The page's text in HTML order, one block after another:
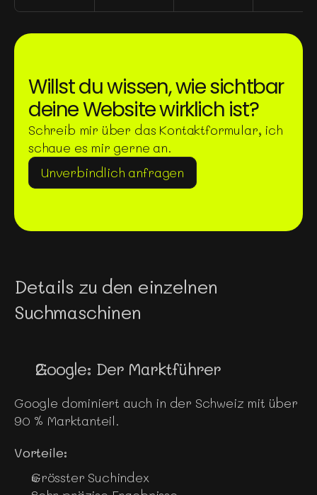
Willst du wissen, wie sichtbar
deine Website wirklich ist?
Schreib mir über das Kontaktformular, ich
schaue es mir gerne an.
Unverbindlich anfragen
Details zu den einzelnen
Suchmaschinen
Google: Der Marktführer
Google dominiert auch in der Schweiz mit über
90 % Marktanteil.
Vorteile:
Grösster Suchindex